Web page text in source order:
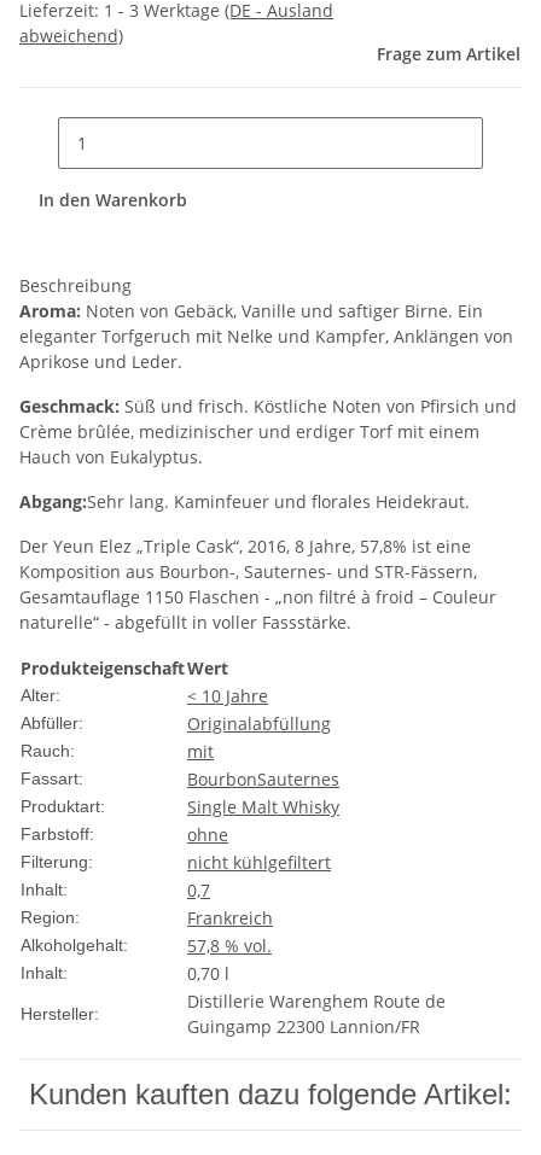
Lieferzeit: 1 - 3 Werktage (DE - Ausland
abweichend)
Frage zum Artikel
In den Warenkorb
Beschreibung
Aroma: Noten von Gebäck, Vanille und saftiger Birne. Ein
eleganter Torfgeruch mit Nelke und Kampfer, Anklängen von
Aprikose und Leder.
Geschmack: Süß und frisch. Köstliche Noten von Pfirsich und
Crème brûlée, medizinischer und erdiger Torf mit einem
Hauch von Eukalyptus.
Abgang:Sehr lang. Kaminfeuer und florales Heidekraut.
Der Yeun Elez „Triple Cask“, 2016, 8 Jahre, 57,8% ist eine
Komposition aus Bourbon-, Sauternes- und STR-Fässern,
Gesamtauflage 1150 Flaschen - „non filtré à froid – Couleur
naturelle“ - abgefüllt in voller Fassstärke.
ProdukteigenschaftWert
Alter: < 10 Jahre
Abfüller: Originalabfüllung
Rauch: mit
Fassart: BourbonSauternes
Produktart: Single Malt Whisky
Farbstoff: ohne
Filterung: nicht kühlgefiltert
Inhalt: 0,7
Region: Frankreich
Alkoholgehalt: 57,8 % vol.
Inhalt: 0,70 l
Hersteller:
Distillerie Warenghem Route de
Guingamp 22300 Lannion/FR
Kunden kauften dazu folgende Artikel: